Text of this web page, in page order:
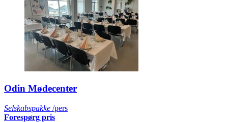
Odin Mødecenter
Selskabspakke /pers
Forespørg pris